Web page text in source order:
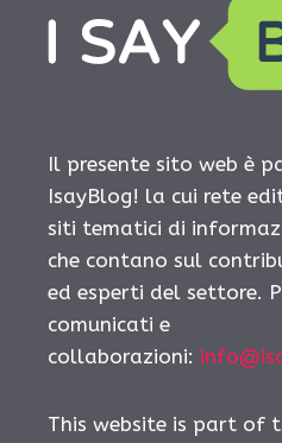
Il presente sito web è
IsayBlog! la cui rete
siti tematici di
che contano sul
ed esperti del settore.
comunicati e
collaborazioni:
This website is part of